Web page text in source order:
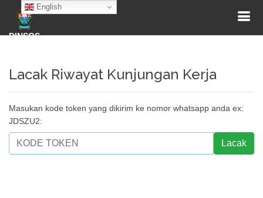
English
DINSOS
Lacak Riwayat Kunjungan Kerja
Masukan kode token yang dikirim ke nomor whatsapp anda ex:
JDSZU2:
Lacak